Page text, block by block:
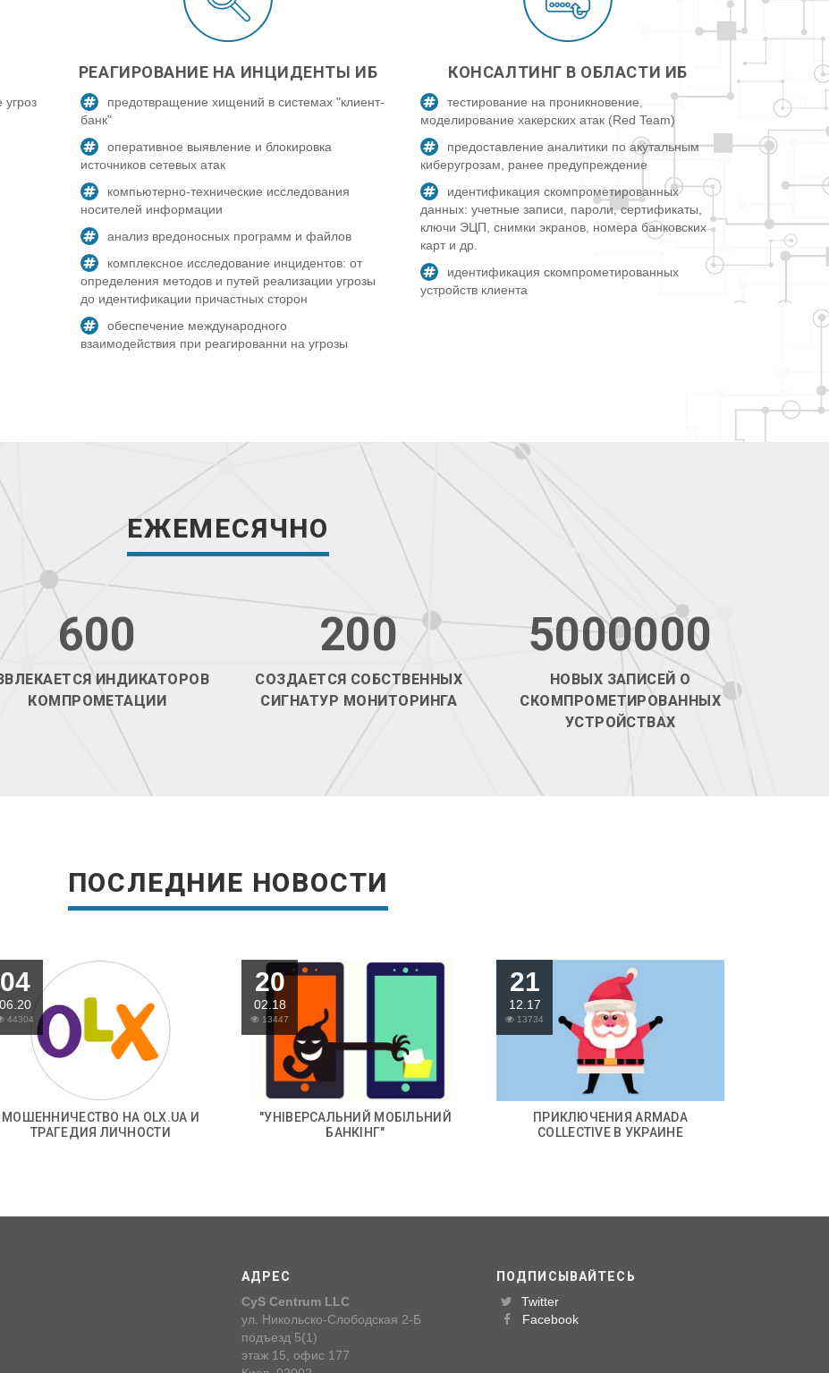
угроз
РЕАГИРОВАНИЕ НА ИНЦИДЕНТЫ ИБ
предотвращение хищений в системах "клиент-
банк"
оперативное выявление и блокировка
источников сетевых атак
компьютерно-технические исследования
носителей информации
анализ вредоносных программ и файлов
комплексное исследование инцидентов: от
определения методов и путей реализации угрозы
до идентификации причастных сторон
обеспечение международного
взаимодействия при реагированни на угрозы
КОНСАЛТИНГ В ОБЛАСТИ ИБ
тестирование на проникновение,
моделирование хакерских атак (Red Team)
предоставление аналитики по акутальным
киберугрозам, ранее предупреждение
идентификация скомпрометированных
данных: учетные записи, пароли, сертификаты,
ключи ЭЦП, снимки экранов, номера банковских
карт и др.
идентификация скомпрометированных
устройств клиента
ЕЖЕМЕСЯЧНО
600
ИНДИКАТОРОВ
КОМПРОМЕТАЦИИ
200
СОЗДАЕТСЯ СОБСТВЕННЫХ
СИГНАТУР МОНИТОРИНГА
5000000
НОВЫХ ЗАПИСЕЙ О
СКОМПРОМЕТИРОВАННЫХ
УСТРОЙСТВАХ
ПОСЛЕДНИЕ НОВОСТИ
04
06.20
44304
МОШЕННИЧЕСТВО НА OLX.UA И
ТРАГЕДИЯ ЛИЧНОСТИ
20
02.18
13447
"УНІВЕРСАЛЬНИЙ МОБІЛЬНИЙ
БАНКІНГ"
21
12.17
13734
ПРИКЛЮЧЕНИЯ ARMADA
COLLECTIVE В УКРАИНЕ
АДРЕС
CyS Centrum LLC
ул. Никольско-Слободская 2-Б
подъезд 5(1)
этаж 15, офис 177
ПОДПИСЫВАЙТЕСЬ
Twitter
Facebook